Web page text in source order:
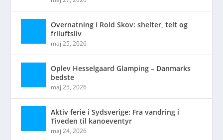
Overnatning i Rold Skov: shelter, telt og
friluftsliv
maj 25, 2026
Oplev Hesselgaard Glamping – Danmarks
bedste
maj 25, 2026
Aktiv ferie i Sydsverige: Fra vandring i
Tiveden til kanoeventyr
maj 24, 2026